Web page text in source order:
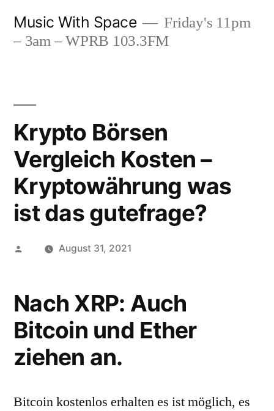
Music With Space
Friday's 11pm
– 3am – WPRB 103.3FM
Krypto Börsen
Vergleich Kosten –
Kryptowährung was
ist das gutefrage?
Posted August 31, 2021
Nach XRP: Auch
Bitcoin und Ether
ziehen an.
Bitcoin kostenlos erhalten es ist möglich, es